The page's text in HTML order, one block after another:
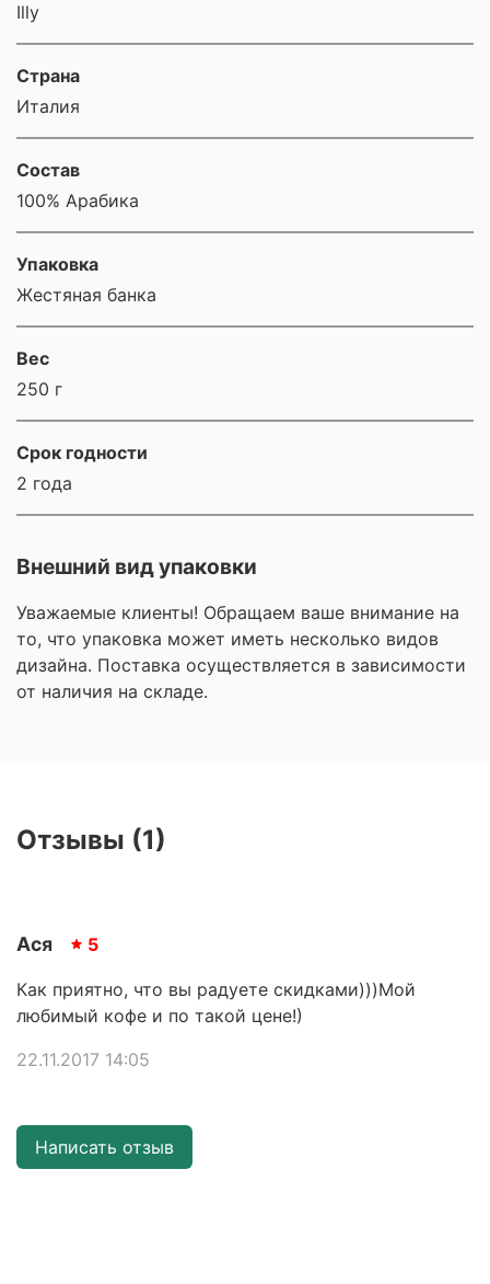
Illy
Страна
Италия
Состав
100% Арабика
Упаковка
Жестяная банка
Вес
250 г
Срок годности
2 года
Внешний вид упаковки
Уважаемые клиенты! Обращаем ваше внимание на
то, что упаковка может иметь несколько видов
дизайна. Поставка осуществляется в зависимости
от наличия на складе.
Отзывы (1)
Ася 5
Как приятно, что вы радуете скидками)))Мой
любимый кофе и по такой цене!)
22.11.2017 14:05
Написать отзыв